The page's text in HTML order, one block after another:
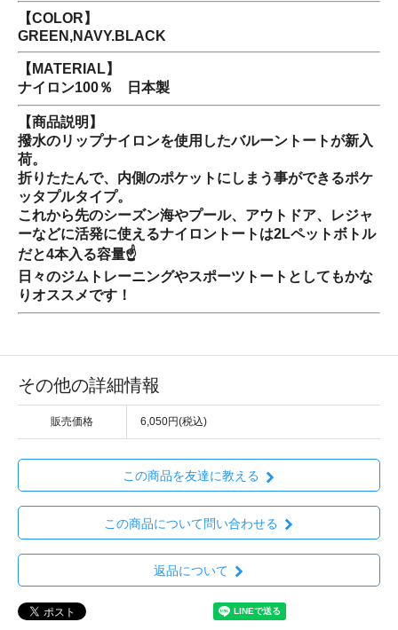
【COLOR】
GREEN,NAVY.BLACK
【MATERIAL】
ナイロン100％ 日本製
【商品説明】
撥水のリップナイロンを使用したバルーントートが新入
荷。
折りたたんで、内側のポケットにしまう事ができるポケ
ッタプルタイプ。
これから先のシーズン海やプール、アウトドア、レジャ
ーなどに活発に使えるナイロントートは2Lペットボトル
だと4本入る容量☝️
日々のジムトレーニングやスポーツトートとしてもかな
りオススメです！
その他の詳細情報
販売価格 6,050円(税込)
この商品を友達に教える
この商品について問い合わせる
返品について